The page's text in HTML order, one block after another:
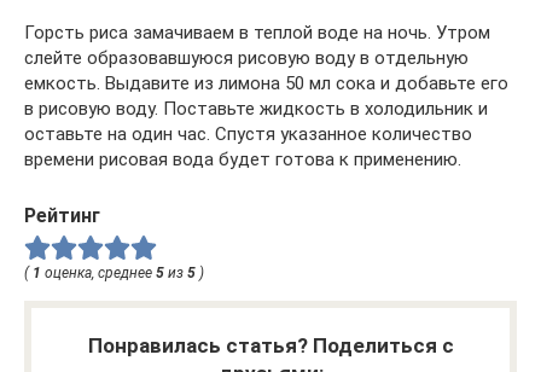
Горсть риса замачиваем в теплой воде на ночь. Утром
слейте образовавшуюся рисовую воду в отдельную
емкость. Выдавите из лимона 50 мл сока и добавьте его
в рисовую воду. Поставьте жидкость в холодильник и
оставьте на один час. Спустя указанное количество
времени рисовая вода будет готова к применению.
Рейтинг
( 1 оценка, среднее 5 из 5 )
Понравилась статья? Поделиться с